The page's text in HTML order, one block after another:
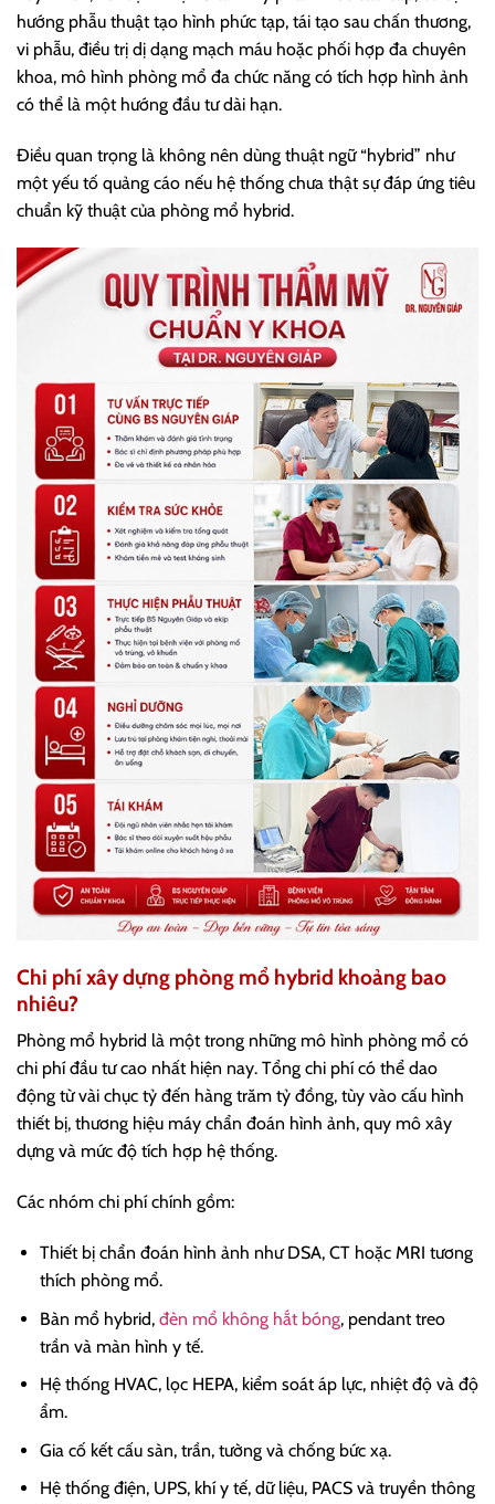
hướng phẫu thuật tạo hình phức tạp, tái tạo sau chấn thương,
vi phẫu, điều trị dị dạng mạch máu hoặc phối hợp đa chuyên
khoa, mô hình phòng mổ đa chức năng có tích hợp hình ảnh
có thể là một hướng đầu tư dài hạn.
Điều quan trọng là không nên dùng thuật ngữ “hybrid” như
một yếu tố quảng cáo nếu hệ thống chưa thật sự đáp ứng tiêu
chuẩn kỹ thuật của phòng mổ hybrid.
Chi phí xây dựng phòng mổ hybrid khoảng bao
nhiêu?
Phòng mổ hybrid là một trong những mô hình phòng mổ có
chi phí đầu tư cao nhất hiện nay. Tổng chi phí có thể dao
động từ vài chục tỷ đến hàng trăm tỷ đồng, tùy vào cấu hình
thiết bị, thương hiệu máy chẩn đoán hình ảnh, quy mô xây
dựng và mức độ tích hợp hệ thống.
Các nhóm chi phí chính gồm:
Thiết bị chẩn đoán hình ảnh như DSA, CT hoặc MRI tương
thích phòng mổ.
Bàn mổ hybrid, đèn mổ không hắt bóng, pendant treo
trần và màn hình y tế.
Hệ thống HVAC, lọc HEPA, kiểm soát áp lực, nhiệt độ và độ
ẩm.
Gia cố kết cấu sàn, trần, tường và chống bức xạ.
Hệ thống điện, UPS, khí y tế, dữ liệu, PACS và truyền thông